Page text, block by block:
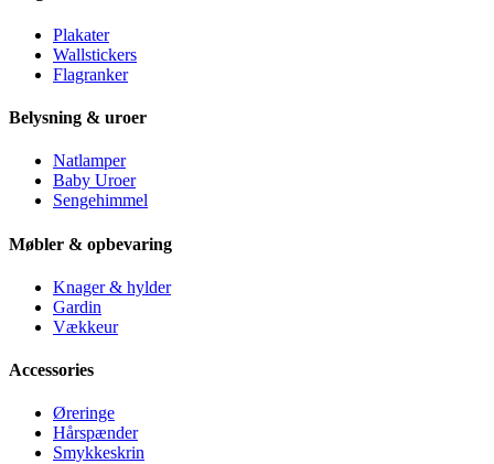
Plakater
Wallstickers
Flagranker
Belysning & uroer
Natlamper
Baby Uroer
Sengehimmel
Møbler & opbevaring
Knager & hylder
Gardin
Vækkeur
Accessories
Øreringe
Hårspænder
Smykkeskrin